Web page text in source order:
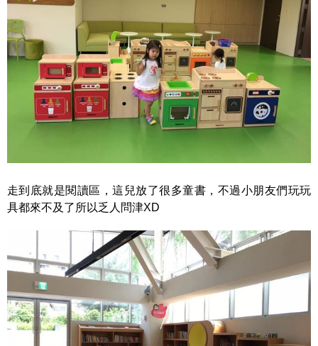
走到底就是閱讀區，這兒放了很多童書，不過小朋友們玩玩
具都來不及了所以乏人問津XD